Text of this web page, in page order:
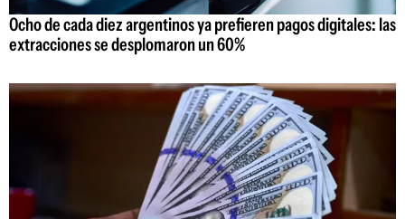
Ocho de cada diez argentinos ya prefieren pagos digitales: las
extracciones se desplomaron un 60%